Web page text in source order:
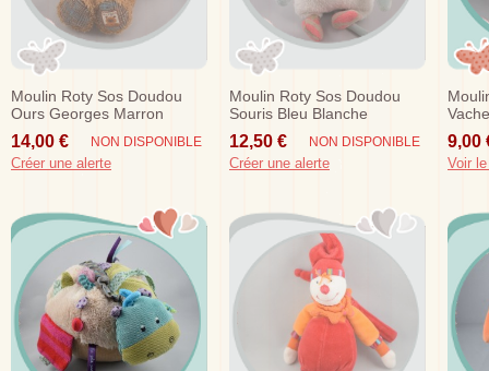
Moulin Roty Sos Doudou
Ours Georges Marron
14,00 € NON DISPONIBLE
Créer une alerte
Moulin Roty Sos Doudou
Souris Bleu Blanche
Biscotte Pompon Hochet
12,50 € NON DISPONIBLE
Créer une alerte
9,00
Voir